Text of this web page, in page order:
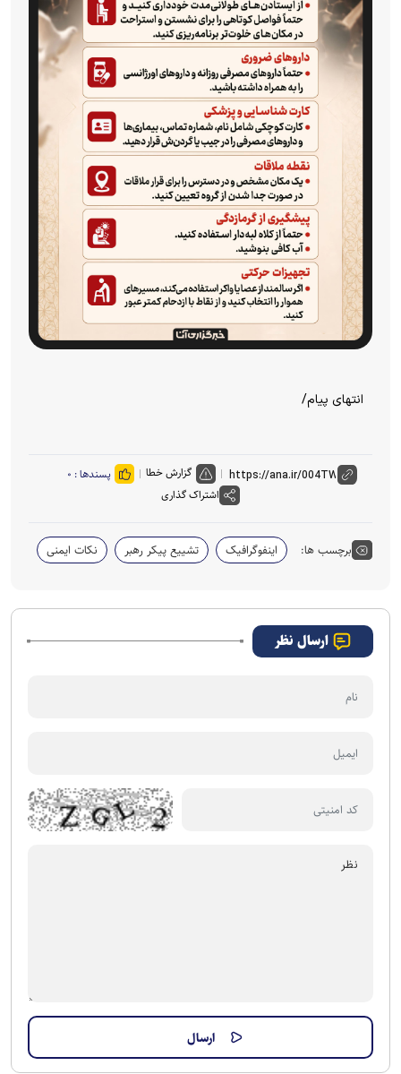
انتهای پیام/
گزارش خطا پسندها : ۰
اشتراک گذاری
برچسب ها: اینفوگرافیک تشییع پیکر رهبر نکات ایمنی
ارسال نظر